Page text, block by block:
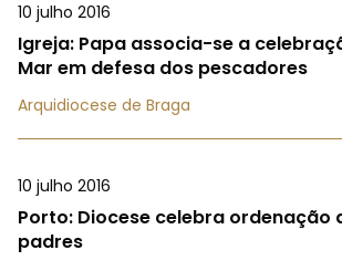
10 julho 2016
Igreja: Papa associa-se a
Mar em defesa dos pescadores
Arquidiocese de Braga
10 julho 2016
Porto: Diocese celebra ordenação
padres